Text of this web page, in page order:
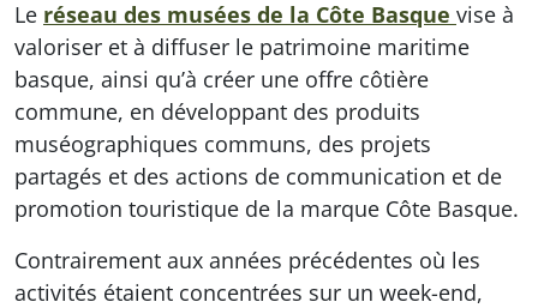
Le réseau des musées de la Côte Basque vise à
valoriser et à diffuser le patrimoine maritime
basque, ainsi qu’à créer une offre côtière
commune, en développant des produits
muséographiques communs, des projets
partagés et des actions de communication et de
promotion touristique de la marque Côte Basque.
Contrairement aux années précédentes où les
activités étaient concentrées sur un week-end,